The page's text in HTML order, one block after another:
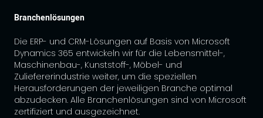
Branchenlösungen
Die ERP- und CRM-Lösungen auf Basis von Microsoft
Dynamics 365 entwickeln wir für die Lebensmittel-,
Maschinenbau-, Kunststoff-, Möbel- und
Zuliefererindustrie weiter, um die speziellen
Herausforderungen der jeweiligen Branche optimal
abzudecken. Alle Branchenlösungen sind von Microsoft
zertifiziert und ausgezeichnet.